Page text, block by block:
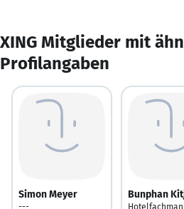
XING Mitglieder mit
Profilangaben
Simon Meyer
---
Bunphan